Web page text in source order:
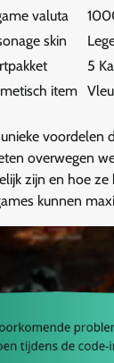
valuta
skin
5
item
voordelen
overwegen
zijn en hoe ze
kunnen